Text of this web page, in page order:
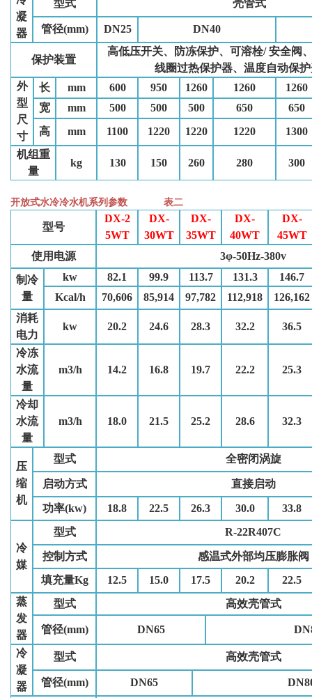
凝
器
型式 壳管式
管径(mm) DN25 DN40
保护装置
高低压开关、防冻保护、可溶栓/ 安全阀
线圈过热保护器、温度自动保
外
型
尺
寸
长 mm 600 950 1260 1260
1260
宽
mm 500 500 500 650
650
高
mm 1100 1220 1220 1220
1300
机组重
量
kg 130 150 260 280 300
开放式水冷冷水机系列参数 表二
型号
DX-2
5WT
DX-
30WT
DX-
35WT
DX-
40WT
DX-
45WT
使用电源
3φ-50Hz-380v
制冷
量
kw 82.1 99.9 113.7 131.3
146.7
Kcal/h
70,606 85,914 97,782 112,918
126,162
消耗
电力
kw 20.2 24.6 28.3 32.2 36.5
冷冻
水流
量
m3/h 14.2 16.8 19.7 22.2 25.3
冷却
水流
量
m3/h 18.0 21.5 25.2 28.6 32.3
压
缩
机
型式 全密闭涡旋
启动方式 直接启动
功率(kw) 18.8 22.5 26.3 30.0 33.8
冷
媒
型式 R-22R407C
控制方式
感温式外部均压膨胀阀
填充量Kg
12.5 15.0 17.5 20.2
22.5
蒸
发
器
型式 高效壳管式
管径(mm) DN65
冷
凝
器
型式 高效壳管式
管径(mm) DN65